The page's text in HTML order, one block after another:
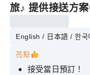
旅♪ 提供接送方
English / 日本語 / 한
亮點
接受當日預訂！